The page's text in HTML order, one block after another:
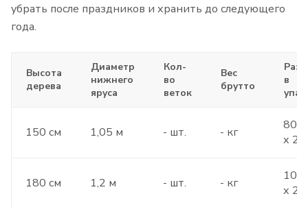
убрать после праздников и хранить до следующего
года.
Высота
дерева
Диаметр
нижнего
яруса
Кол-
во
веток
Вес
брутто
в
150 см 1,05 м - шт. - кг
80
х
180 см 1,2 м - шт. - кг
100
х